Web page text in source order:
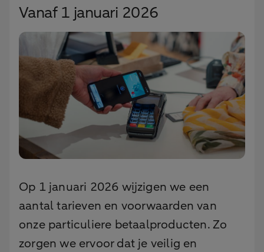
Vanaf 1 januari 2026
Op 1 januari 2026 wijzigen we een
aantal tarieven en voorwaarden van
onze particuliere betaalproducten. Zo
zorgen we ervoor dat je veilig en